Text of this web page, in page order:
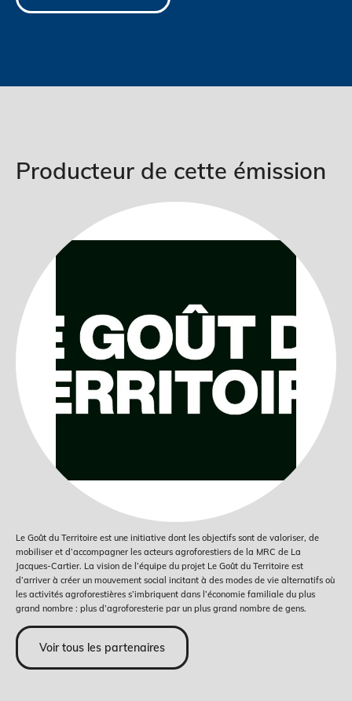
Producteur de cette émission
Le Goût du Territoire est une initiative dont les objectifs sont de valoriser, de
mobiliser et d’accompagner les acteurs agroforestiers de la MRC de La
Jacques-Cartier. La vision de l’équipe du projet Le Goût du Territoire est
d’arriver à créer un mouvement social incitant à des modes de vie alternatifs où
les activités agroforestières s’imbriquent dans l’économie familiale du plus
grand nombre : plus d’agroforesterie par un plus grand nombre de gens.
Voir tous les partenaires